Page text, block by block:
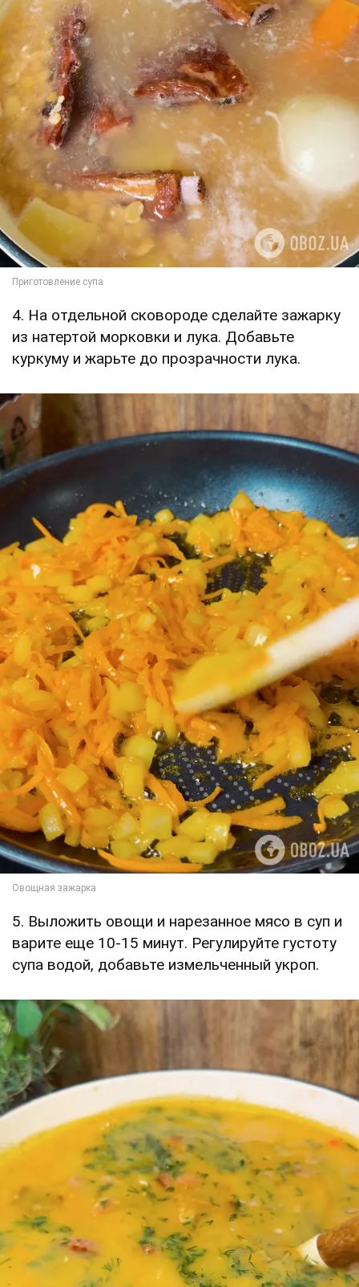
4. На отдельной сковороде сделайте зажарку
из натертой морковки и лука. Добавьте
куркуму и жарьте до прозрачности лука.
5. Выложить овощи и нарезанное мясо в суп и
варите еще 10-15 минут. Регулируйте густоту
супа водой, добавьте измельченный укроп.